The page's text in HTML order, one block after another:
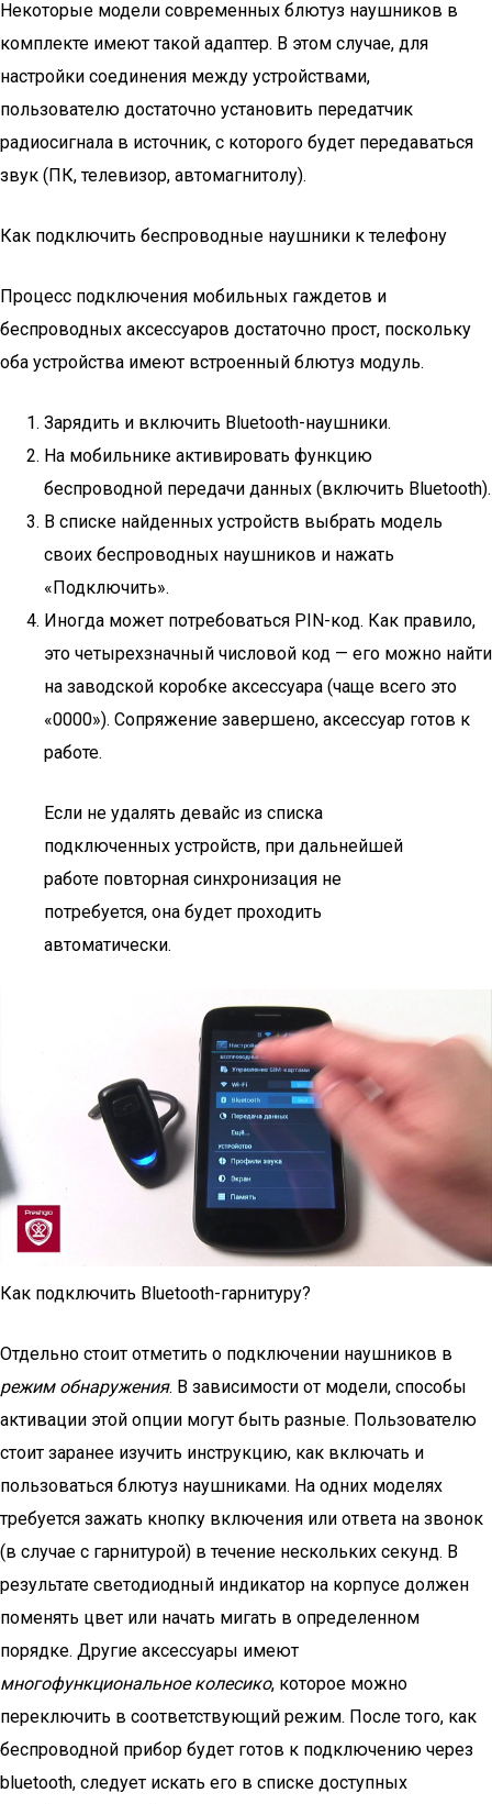
Некоторые модели современных блютуз наушников в
комплекте имеют такой адаптер. В этом случае, для
настройки соединения между устройствами,
пользователю достаточно установить передатчик
радиосигнала в источник, с которого будет передаваться
звук (ПК, телевизор, автомагнитолу).
Как подключить беспроводные наушники к телефону
Процесс подключения мобильных гаждетов и
беспроводных аксессуаров достаточно прост, поскольку
оба устройства имеют встроенный блютуз модуль.
Зарядить и включить Bluetooth-наушники.
На мобильнике активировать функцию
беспроводной передачи данных (включить Bluetooth).
В списке найденных устройств выбрать модель
своих беспроводных наушников и нажать
«Подключить».
Иногда может потребоваться PIN-код. Как правило,
это четырехзначный числовой код — его можно найти
на заводской коробке аксессуара (чаще всего это
«0000»). Сопряжение завершено, аксессуар готов к
работе.
Если не удалять девайс из списка
подключенных устройств, при дальнейшей
работе повторная синхронизация не
потребуется, она будет проходить
автоматически.
Как подключить Bluetooth-гарнитуру?
Отдельно стоит отметить о подключении наушников в
режим обнаружения. В зависимости от модели, способы
активации этой опции могут быть разные. Пользователю
стоит заранее изучить инструкцию, как включать и
пользоваться блютуз наушниками. На одних моделях
требуется зажать кнопку включения или ответа на звонок
(в случае с гарнитурой) в течение нескольких секунд. В
результате светодиодный индикатор на корпусе должен
поменять цвет или начать мигать в определенном
порядке. Другие аксессуары имеют
многофункциональное колесико, которое можно
переключить в соответствующий режим. После того, как
беспроводной прибор будет готов к подключению через
bluetooth, следует искать его в списке доступных